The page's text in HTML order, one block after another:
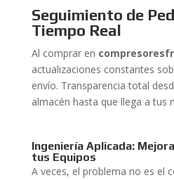
Seguimiento de
Tiempo Real
Al comprar en
actualizaciones constantes
envío. Transparencia total
almacén hasta que llega a tus
Ingeniería Aplicada:
tus Equipos
A veces, el problema no es el